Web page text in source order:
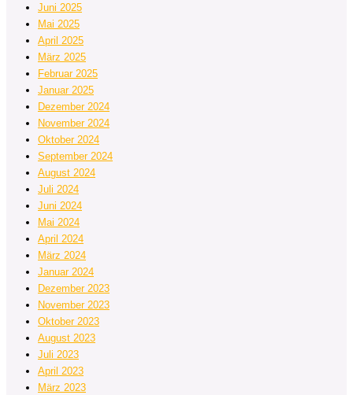
Juni 2025
Mai 2025
April 2025
März 2025
Februar 2025
Januar 2025
Dezember 2024
November 2024
Oktober 2024
September 2024
August 2024
Juli 2024
Juni 2024
Mai 2024
April 2024
März 2024
Januar 2024
Dezember 2023
November 2023
Oktober 2023
August 2023
Juli 2023
April 2023
März 2023